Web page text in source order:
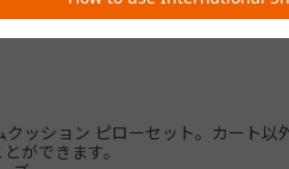
ッション ピローセット。カート
ができます。